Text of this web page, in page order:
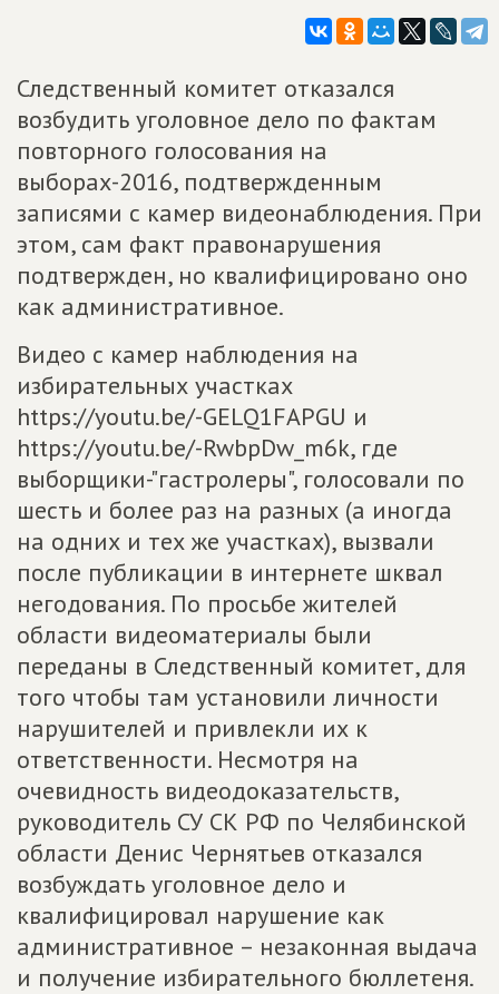
Следственный комитет отказался
возбудить уголовное дело по фактам
повторного голосования на
выборах-2016, подтвержденным
записями с камер видеонаблюдения. При
этом, сам факт правонарушения
подтвержден, но квалифицировано оно
как административное.
Видео с камер наблюдения на
избирательных участках
https://youtu.be/-GELQ1FAPGU и
https://youtu.be/-RwbpDw_m6k, где
выборщики-"гастролеры", голосовали по
шесть и более раз на разных (а иногда
на одних и тех же участках), вызвали
после публикации в интернете шквал
негодования. По просьбе жителей
области видеоматериалы были
переданы в Следственный комитет, для
того чтобы там установили личности
нарушителей и привлекли их к
ответственности. Несмотря на
очевидность видеодоказательств,
руководитель СУ СК РФ по Челябинской
области Денис Чернятьев отказался
возбуждать уголовное дело и
квалифицировал нарушение как
административное – незаконная выдача
и получение избирательного бюллетеня.